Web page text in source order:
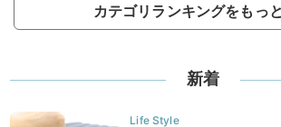
カテゴリランキングをもっ
新着